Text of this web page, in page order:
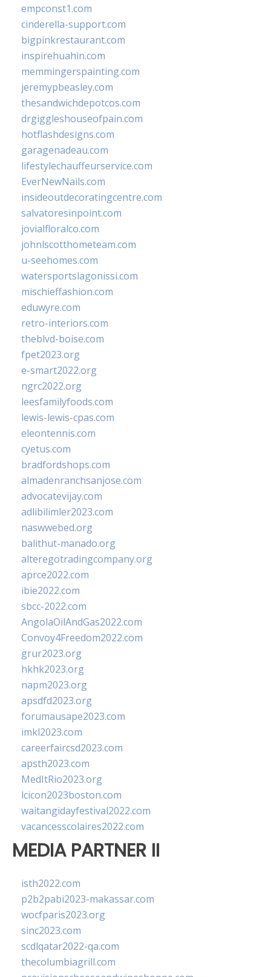
empconst1.com
cinderella-support.com
bigpinkrestaurant.com
inspirehuahin.com
memmingerspainting.com
jeremypbeasley.com
thesandwichdepotcos.com
drgiggleshouseofpain.com
hotflashdesigns.com
garagenadeau.com
lifestylechauffeurservice.com
EverNewNails.com
insideoutdecoratingcentre.com
salvatoresinpoint.com
jovialfloralco.com
johnlscotthometeam.com
u-seehomes.com
watersportslagonissi.com
mischieffashion.com
eduwyre.com
retro-interiors.com
theblvd-boise.com
fpet2023.org
e-smart2022.org
ngrc2022.org
leesfamilyfoods.com
lewis-lewis-cpas.com
eleontennis.com
cyetus.com
bradfordshops.com
almadenranchsanjose.com
advocatevijay.com
adlibilimler2023.com
naswwebed.org
balithut-manado.org
alteregotradingcompany.org
aprce2022.com
ibie2022.com
sbcc-2022.com
AngolaOilAndGas2022.com
Convoy4Freedom2022.com
grur2023.org
hkhk2023.org
napm2023.org
apsdfd2023.org
forumausape2023.com
imkl2023.com
careerfaircsd2023.com
apsth2023.com
MedItRio2023.org
lcicon2023boston.com
waitangidayfestival2022.com
vacancesscolaires2022.com
MEDIA PARTNER II
isth2022.com
p2b2pabi2023-makassar.com
wocfparis2023.org
sinc2023.com
scdlqatar2022-qa.com
thecolumbiagrill.com